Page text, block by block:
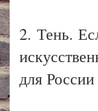
2. Тень.
для